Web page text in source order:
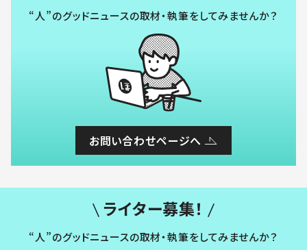
“人”のグッドニュースの取材・執筆をしてみませんか？
お問い合わせページへ
ライター募集！
“人”のグッドニュースの取材・執筆をしてみませんか？